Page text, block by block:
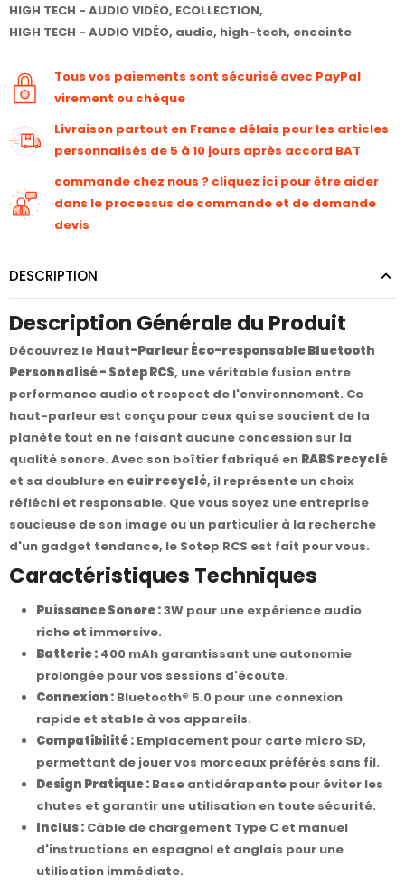
HIGH TECH - AUDIO VIDÉO, ECOLLECTION,
HIGH TECH - AUDIO VIDÉO, audio, high-tech, enceinte
Tous vos paiements sont sécurisé avec PayPal
virement ou chèque
Livraison partout en France délais pour les articles
personnalisés de 5 à 10 jours après accord BAT
commande chez nous ? cliquez ici pour être aider
dans le processus de commande et de demande
devis
DESCRIPTION
Description Générale du Produit
Découvrez le Haut-Parleur Éco-responsable Bluetooth
Personnalisé - Sotep RCS, une véritable fusion entre
performance audio et respect de l'environnement. Ce
haut-parleur est conçu pour ceux qui se soucient de la
planète tout en ne faisant aucune concession sur la
qualité sonore. Avec son boîtier fabriqué en RABS recyclé
et sa doublure en cuir recyclé, il représente un choix
réfléchi et responsable. Que vous soyez une entreprise
soucieuse de son image ou un particulier à la recherche
d'un gadget tendance, le Sotep RCS est fait pour vous.
Caractéristiques Techniques
Puissance Sonore :3W pour une expérience audio
riche et immersive.
Batterie : 400 mAh garantissant une autonomie
prolongée pour vos sessions d'écoute.
Connexion : Bluetooth® 5.0 pour une connexion
rapide et stable à vos appareils.
Compatibilité : Emplacement pour carte micro SD,
permettant de jouer vos morceaux préférés sans fil.
Design Pratique : Base antidérapante pour éviter les
chutes et garantir une utilisation en toute sécurité.
Inclus : Câble de chargement Type C et manuel
d'instructions en espagnol et anglais pour une
utilisation immédiate.